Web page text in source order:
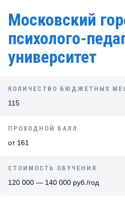
Московский
психолого-
университет
КОЛИЧЕСТВО БЮДЖЕТНЫХ
115
ПРОХОДНОЙ БАЛЛ
от 161
СТОИМОСТЬ ОБУЧЕНИЯ
120 000 — 140 000 руб./год